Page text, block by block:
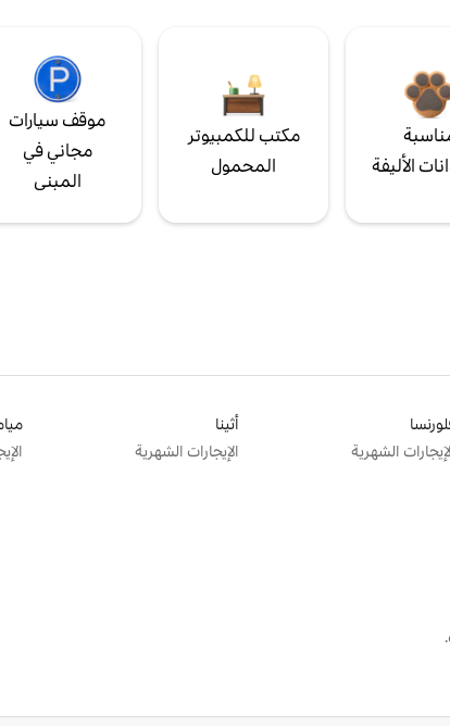
الأليفة
مكتب للكمبيوتر
المحمول
موقف سيارات
مجاني في
المبنى
الشهرية
أثينا
الإيجارات الشهرية